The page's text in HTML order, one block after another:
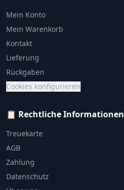
Mein Konto
Mein Warenkorb
Kontakt
Lieferung
Rückgaben
Cookies konfigurieren
📋 Rechtliche Informationen
Treuekarte
AGB
Zahlung
Datenschutz